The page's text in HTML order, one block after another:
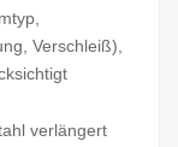
Verschleiß),
verlängert